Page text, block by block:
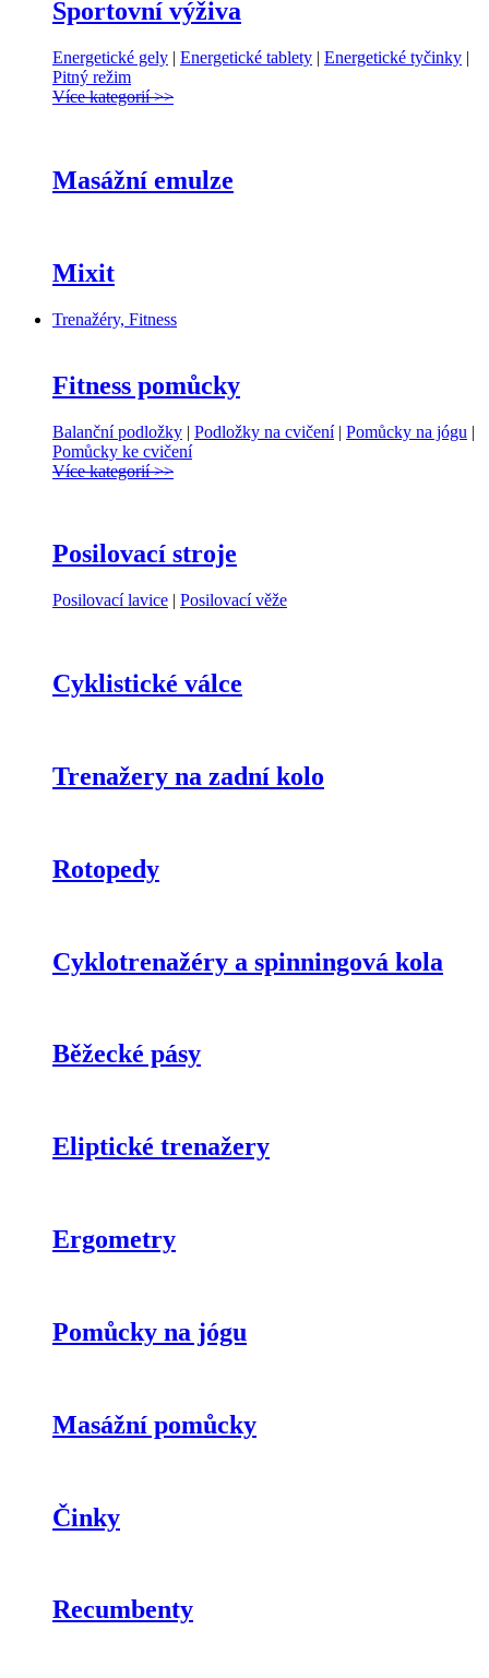
Sportovní výživa
Energetické gely | Energetické tablety | Energetické tyčinky |
Pitný režim
Více kategorií >>
Masážní emulze
Mixit
Trenažéry, Fitness
Fitness pomůcky
Balanční podložky | Podložky na cvičení| Pomůcky na jógu |
Pomůcky ke cvičení
Více kategorií >>
Posilovací stroje
Posilovací lavice | Posilovací věže
Cyklistické válce
Trenažery na zadní kolo
Rotopedy
Cyklotrenažéry a spinningová kola
Běžecké pásy
Eliptické trenažery
Ergometry
Pomůcky na jógu
Masážní pomůcky
Činky
Recumbenty